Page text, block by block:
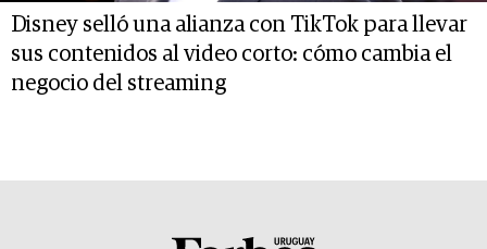
Disney selló una alianza con TikTok para llevar
sus contenidos al video corto: cómo cambia el
negocio del streaming